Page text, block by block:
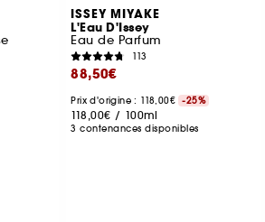
ISSEY MIYAKE
L'Eau D'Issey
Eau de Parfum
113
88,50€
Prix d'origine : 118,00€ -25%
118,00€ / 100ml
3 contenances disponibles